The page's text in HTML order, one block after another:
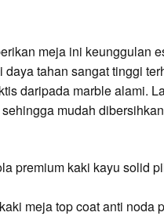
meja ini keunggulan
tahan sangat tinggi
daripada marble alami.
mudah
premium kaki kayu solid
meja top coat anti noda